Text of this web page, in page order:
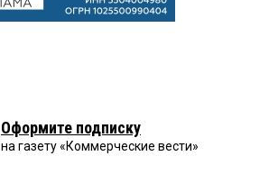
Оформите подписку
на газету «Коммерческие вести»